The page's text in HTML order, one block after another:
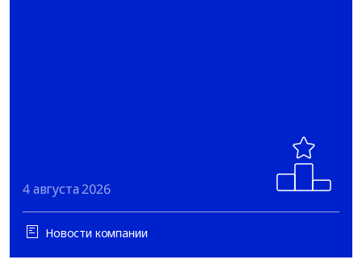
4 августа 2026
Новости компании